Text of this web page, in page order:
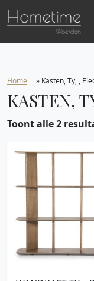
Home » Kasten, Ty, ,
KASTEN,
Toont alle 2